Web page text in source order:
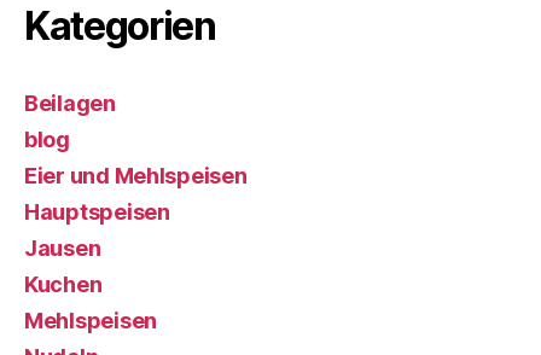
Kategorien
Beilagen
blog
Eier und Mehlspeisen
Hauptspeisen
Jausen
Kuchen
Mehlspeisen